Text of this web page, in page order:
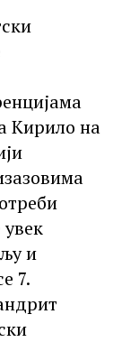
Кирило на
и
7.